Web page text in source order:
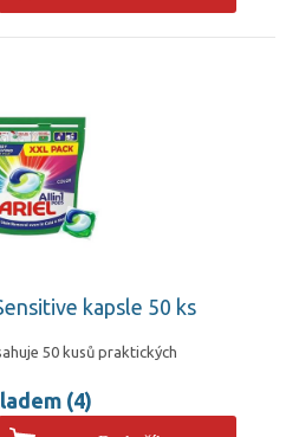
kapsle 50 ks
50 kusů praktických
(4)